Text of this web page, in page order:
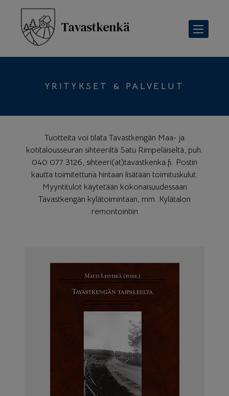
content
Tavastkenkä
KYLÄN ESITTELY
YHTEYSTIEDOT
YRITYKSET & PALVELUT
Tuotteita voi tilata Tavastkengän Maa- ja
kotitalousseuran sihteeriltä Satu Rimpeläiseltä, puh.
040 077 3126, sihteeri(at)tavastkenka.fi. Postin
kautta toimitettuna hintaan lisätään toimituskulut.
Myyntitulot käytetään kokonaisuudessaan
Tavastkengän kylätoimintaan, mm. Kylätalon
remontointiin